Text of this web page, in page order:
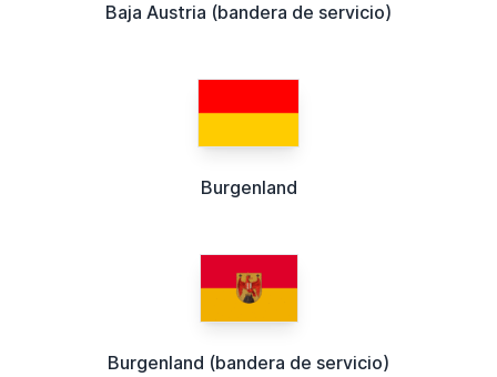
Baja Austria (bandera de servicio)
Burgenland
Burgenland (bandera de servicio)